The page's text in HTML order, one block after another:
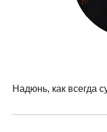
Надюнь, как всегда